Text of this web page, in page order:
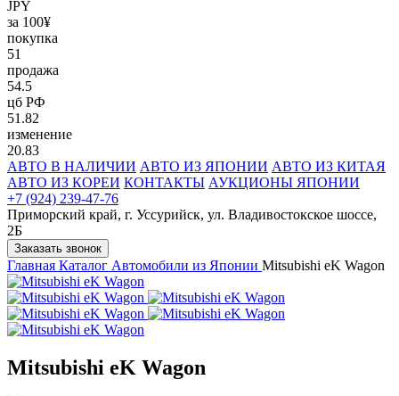
JPY
за 100¥
покупка
51
продажа
54.5
цб РФ
51.82
изменение
20.83
АВТО В НАЛИЧИИ АВТО ИЗ ЯПОНИИ АВТО ИЗ КИТАЯ
АВТО ИЗ КОРЕИ КОНТАКТЫ АУКЦИОНЫ ЯПОНИИ
+7 (924) 239-47-76
Приморский край, г. Уссурийск, ул. Владивостокское шоссе,
2Б
Заказать звонок
Главная Каталог Автомобили из Японии Mitsubishi eK Wagon
Mitsubishi eK Wagon